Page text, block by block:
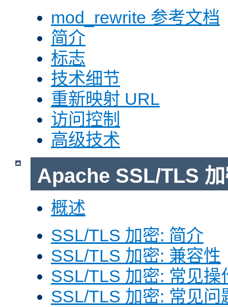
mod_rewrite 参考文档
简介
标志
技术细节
重新映射 URL
访问控制
高级技术
Apache SSL/TLS
概述
SSL/TLS 加密: 简介
SSL/TLS 加密: 兼容性
SSL/TLS 加密: 常见操
SSL/TLS 加密: 常见问